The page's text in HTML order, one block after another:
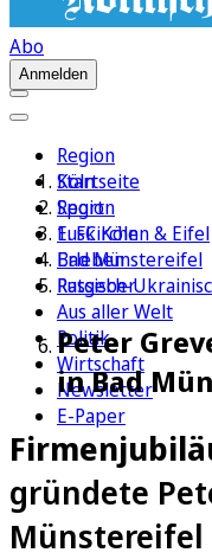
Abo
Anmelden
Region
Köln
Sport
1. FC Köln
Erleben
Ratgeber
Aus aller Welt
Politik
Wirtschaft
Newsletter
E-Paper
Startseite
Region
Euskirchen & Eifel
Bad Münstereifel
Russisch-
Peter
in Bad
gründete